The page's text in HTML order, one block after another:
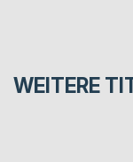
WEITERE